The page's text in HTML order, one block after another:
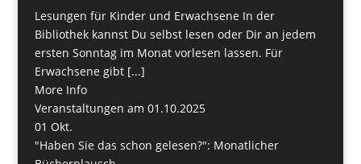
Lesungen für Kinder und Erwachsene In der
Bibliothek kannst Du selbst lesen oder Dir an jedem
ersten Sonntag im Monat vorlesen lassen. Für
Erwachsene gibt [...]
More Info
Veranstaltungen am 01.10.2025
01 Okt.
"Haben Sie das schon gelesen?": Monatlicher